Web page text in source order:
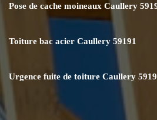
Pose de cache moineaux Caullery
Toiture bac acier Caullery 59191
Urgence fuite de toiture Caullery